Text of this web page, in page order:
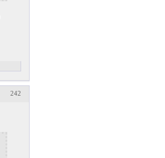
242